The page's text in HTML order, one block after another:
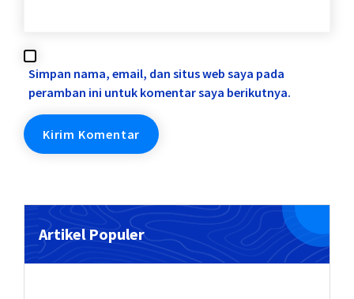
Simpan nama, email, dan situs web saya pada
peramban ini untuk komentar saya berikutnya.
Artikel Populer